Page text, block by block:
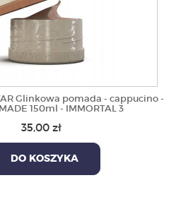
Glinkowa pomada - cappucino -
150ml - IMMORTAL 3
35,00 zł
DO KOSZYKA